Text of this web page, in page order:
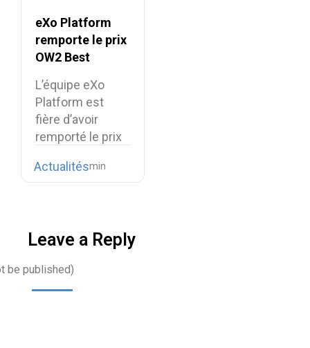
eXo Platform
remporte le prix
OW2 Best
Award 2026
L’équipe eXo
Platform est
fière d’avoir
remporté le prix
Project…
Actualités
Leave a Reply
be published)